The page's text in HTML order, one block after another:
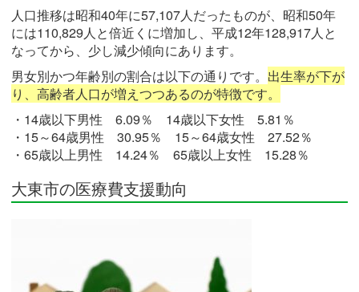
人口推移は昭和40年に57,107人だったものが、昭和50年
には110,829人と倍近くに増加し、平成12年128,917人と
なってから、少し減少傾向にあります。
男女別かつ年齢別の割合は以下の通りです。 出生率が下が
り、高齢者人口が増えつつあるのが特徴です。
・14歳以下男性 6.09％ 14歳以下女性 5.81％
・15～64歳男性 30.95％ 15～64歳女性 27.52％
・65歳以上男性 14.24％ 65歳以上女性 15.28％
大東市の医療費支援動向